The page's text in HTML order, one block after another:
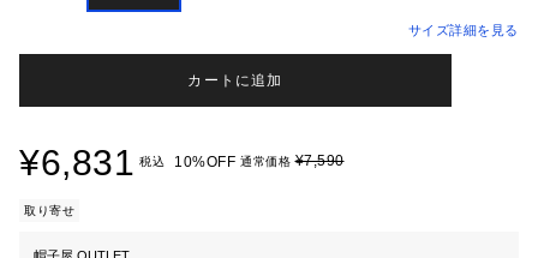
サイズ詳細を見る
カートに追加
¥6,831 税込 10%OFF 通常価格¥7,590
取り寄せ